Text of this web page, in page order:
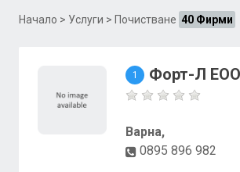
Начало > Услуги > Почистване 40 Фирми
1 Форт-Л
Варна,
0895 896 982